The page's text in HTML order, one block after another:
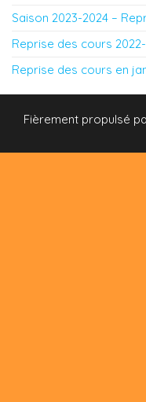
Saison 2023-2024 –
Reprise des cours
Reprise des cours en
Fièrement propulsé